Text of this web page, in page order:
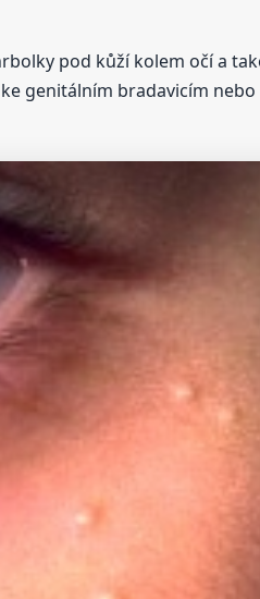
pod kůží kolem očí a
genitálním bradavicím